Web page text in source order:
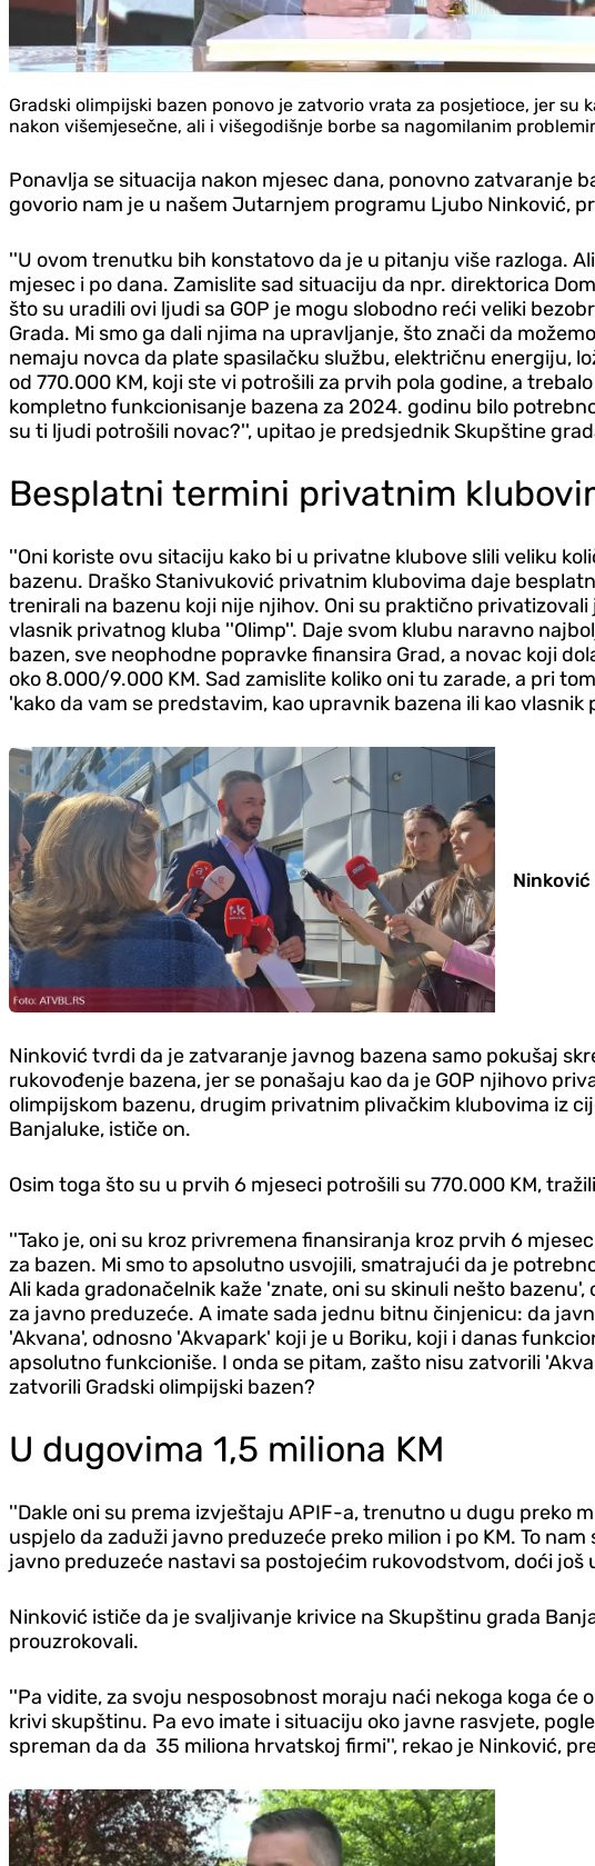
Gradski olimpijski bazen ponovo je zatvorio vrata za posjetioce, jer
nakon višemjesečne, ali i višegodišnje borbe sa nagomilanim
Ponavlja se situacija nakon mjesec dana, ponovno zatvaranje
govorio nam je u našem Jutarnjem programu Ljubo Ninković,
''U ovom trenutku bih konstatovo da je u pitanju više razloga.
mjesec i po dana. Zamislite sad situaciju da npr. direktorica
što su uradili ovi ljudi sa GOP je mogu slobodno reći veliki
Grada. Mi smo ga dali njima na upravljanje, što znači da
nemaju novca da plate spasilačku službu, električnu energiju,
od 770.000 KM, koji ste vi potrošili za prvih pola godine, a
kompletno funkcionisanje bazena za 2024. godinu bilo
su ti ljudi potrošili novac?'', upitao je predsjednik Skupštine
Besplatni termini privatnim
''Oni koriste ovu sitaciju kako bi u privatne klubove slili veliku
bazenu. Draško Stanivuković privatnim klubovima daje
trenirali na bazenu koji nije njihov. Oni su praktično
vlasnik privatnog kluba ''Olimp''. Daje svom klubu naravno
bazen, sve neophodne popravke finansira Grad, a novac koji
oko 8.000/9.000 KM. Sad zamislite koliko oni tu zarade, a pri
'kako da vam se predstavim, kao upravnik bazena ili kao
Ninković tvrdi da je zatvaranje javnog bazena samo pokušaj
rukovođenje bazena, jer se ponašaju kao da je GOP njihovo
olimpijskom bazenu, drugim privatnim plivačkim klubovima iz
Banjaluke, ističe on.
Osim toga što su u prvih 6 mjeseci potrošili su 770.000 KM,
''Tako je, oni su kroz privremena finansiranja kroz prvih 6
za bazen. Mi smo to apsolutno usvojili, smatrajući da je
Ali kada gradonačelnik kaže 'znate, oni su skinuli nešto
za javno preduzeće. A imate sada jednu bitnu činjenicu: da
'Akvana', odnosno 'Akvapark' koji je u Boriku, koji i danas
apsolutno funkcioniše. I onda se pitam, zašto nisu zatvorili
zatvorili Gradski olimpijski bazen?
U dugovima 1,5 miliona KM
''Dakle oni su prema izvještaju APIF-a, trenutno u dugu preko
uspjelo da zaduži javno preduzeće preko milion i po KM. To
javno preduzeće nastavi sa postojećim rukovodstvom, doći
Ninković ističe da je svaljivanje krivice na Skupštinu grada
prouzrokovali.
''Pa vidite, za svoju nesposobnost moraju naći nekoga koga će
krivi skupštinu. Pa evo imate i situaciju oko javne rasvjete,
spreman da da 35 miliona hrvatskoj firmi'', rekao je Ninković,